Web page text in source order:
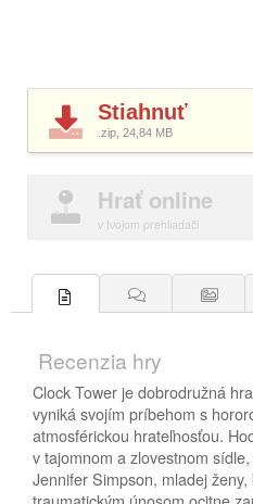
Stiahnuť
.zip, 24,84 MB
Hrať online
v tvojom prehliadači
Recenzia hry
Clock Tower je dobrodružná
vyniká svojím príbehom s
atmosférickou hrateľnosťou.
v tajomnom a zlovestnom
Jennifer Simpson, mladej